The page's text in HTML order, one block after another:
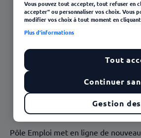
23 janvier 2025
Pôle Emploi met en ligne de
Vous pouvez tout accepter, tout refuser en
accepter" ou personnaliser vos choix. Vous
modifier vos choix à tout moment en
Plus d'informations
Gestion
Continuer
Tout